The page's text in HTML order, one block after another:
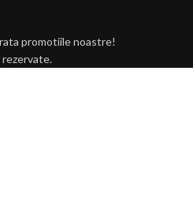
promotiile noastre!